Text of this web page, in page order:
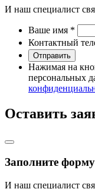
И наш специалист
Ваше имя *
Контактный
Отправить
Нажимая на
персональных
Оставить
Заполните форму
И наш специалист